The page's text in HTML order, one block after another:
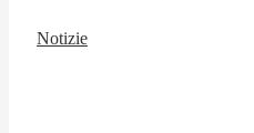
Notizie